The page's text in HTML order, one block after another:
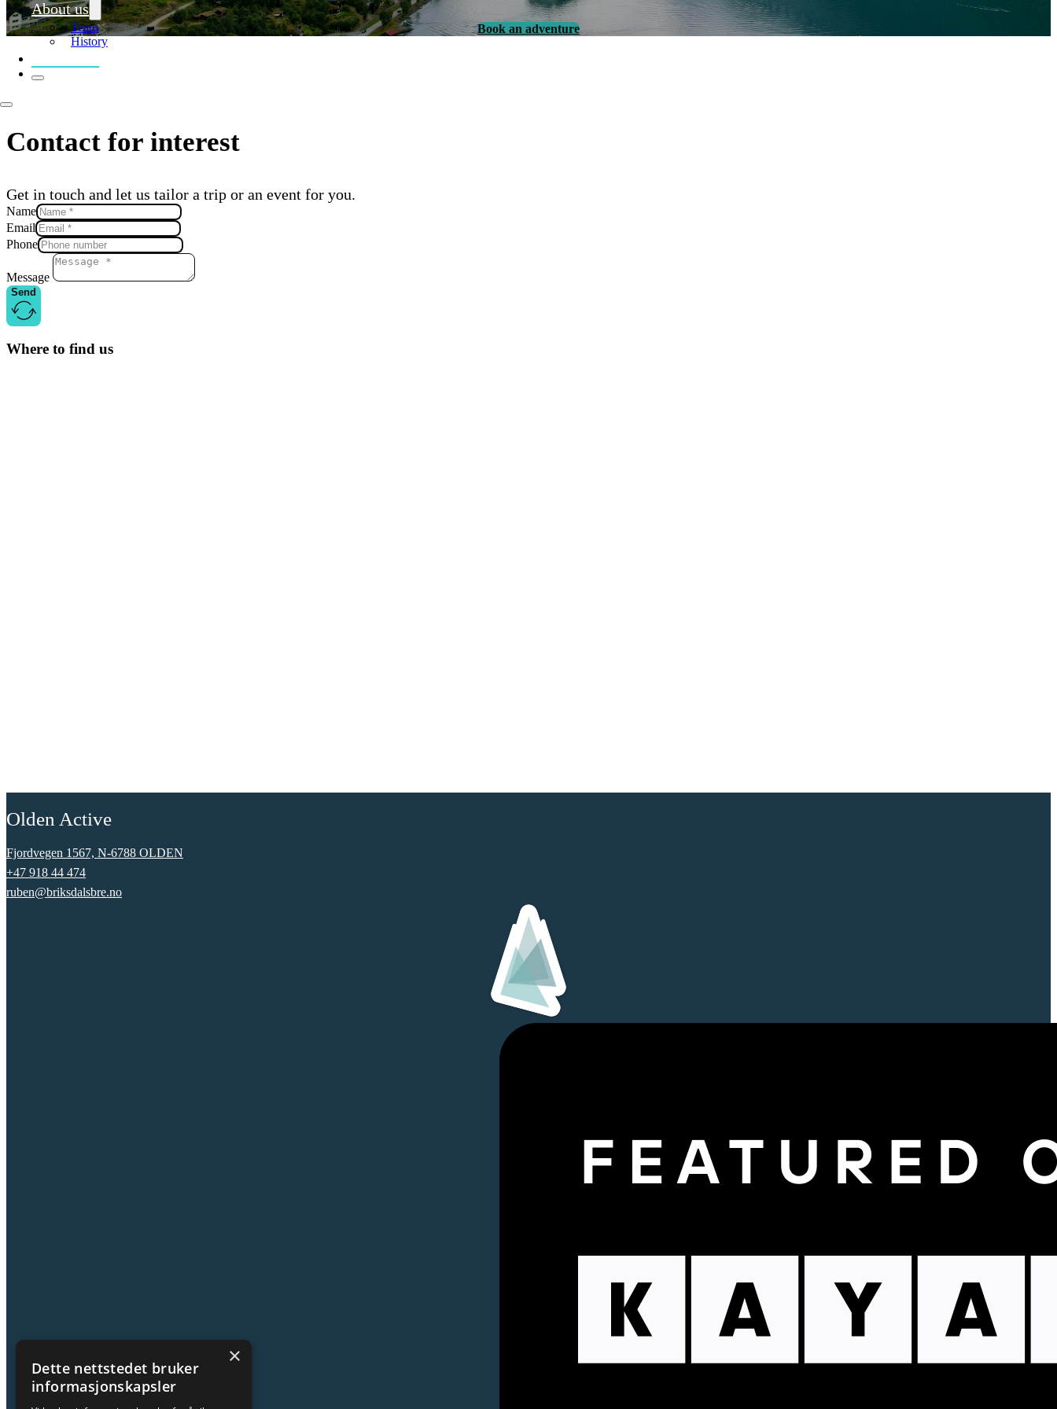
About us
Team
History
Book an adventure
Contact for interest
Get in touch and let us tailor a trip or an event for you.
Name
Email
Phone
Message
Send
Where to find us
Olden Active
Fjordvegen 1567, N-6788 OLDEN
+47 918 44 474
ruben@briksdalsbre.no
×
Dette nettstedet bruker
informasjonskapsler